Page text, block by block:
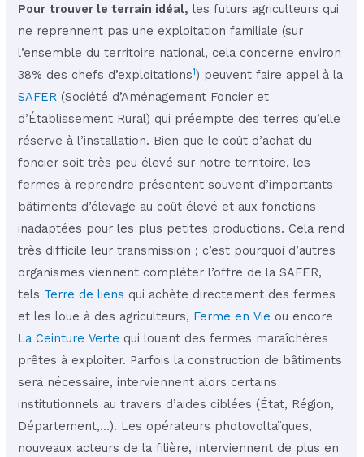
Pour trouver le terrain idéal, les futurs agriculteurs qui
ne reprennent pas une exploitation familiale (sur
l’ensemble du territoire national, cela concerne environ
38% des chefs d’exploitations1) peuvent faire appel à la
SAFER (Société d’Aménagement Foncier et
d’Établissement Rural) qui préempte des terres qu’elle
réserve à l’installation. Bien que le coût d’achat du
foncier soit très peu élevé sur notre territoire, les
fermes à reprendre présentent souvent d’importants
bâtiments d’élevage au coût élevé et aux fonctions
inadaptées pour les plus petites productions. Cela rend
très difficile leur transmission ; c’est pourquoi d’autres
organismes viennent compléter l’offre de la SAFER,
tels Terre de liens qui achète directement des fermes
et les loue à des agriculteurs, Ferme en Vie ou encore
La Ceinture Verte qui louent des fermes maraîchères
prêtes à exploiter. Parfois la construction de bâtiments
sera nécessaire, interviennent alors certains
institutionnels au travers d’aides ciblées (État, Région,
Département,…). Les opérateurs photovoltaïques,
nouveaux acteurs de la filière, interviennent de plus en